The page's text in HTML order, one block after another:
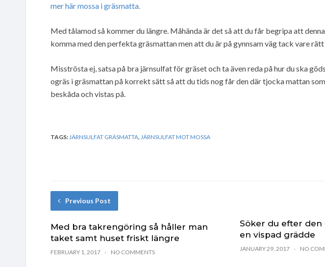
mer här mossa i gräsmatta.
Med tålamod så kommer du längre. Måhända är det så att du får begripa att
komma med den perfekta gräsmattan men att du är på gynnsam väg tack vare
Misströsta ej, satsa på bra järnsulfat för gräset och ta även reda på hur du ska
ogräs i gräsmattan på korrekt sätt så att du tids nog får den där tjocka mattan
beskåda och vistas på.
TAGS: JÄRNSULFAT GRÄSMATTA JÄRNSULFAT MOT MOSSA
Previous Post
Med bra takrengöring så håller man
taket samt huset friskt längre
FEBRUARY 1, 2017 NO COMMENTS
Söker du efter
en vispad grädde
JANUARY 29, 2017 NO